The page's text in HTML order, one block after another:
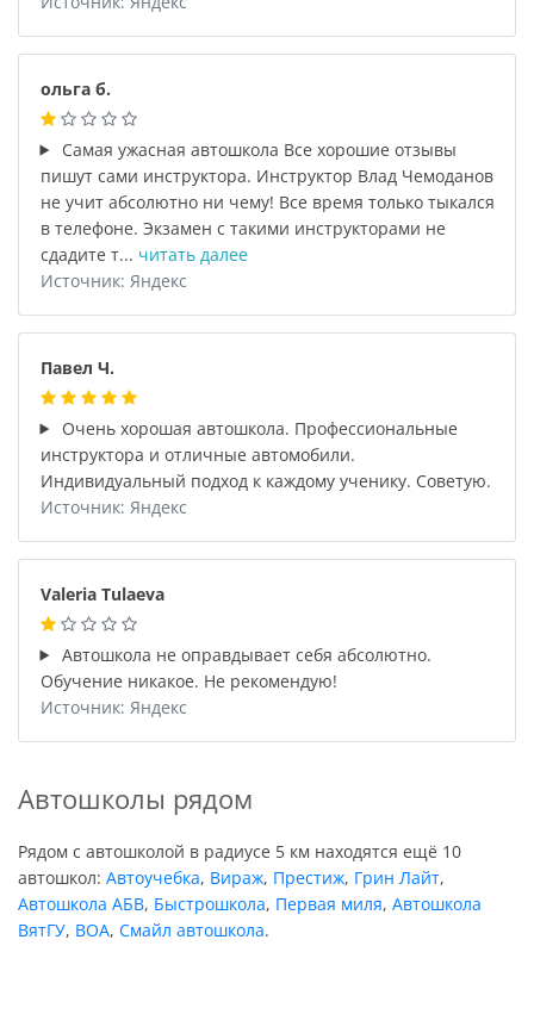
ольга б.
Самая ужасная автошкола Все хорошие отзывы
пишут сами инструктора. Инструктор Влад Чемоданов
не учит абсолютно ни чему! Все время только тыкался
в телефоне. Экзамен с такими инструкторами не
сдадите т... читать далее
Источник: Яндекс
Павел Ч.
Очень хорошая автошкола. Профессиональные
инструктора и отличные автомобили.
Индивидуальный подход к каждому ученику. Советую.
Источник: Яндекс
Valeria Tulaeva
Автошкола не оправдывает себя абсолютно.
Обучение никакое. Не рекомендую!
Источник: Яндекс
Автошколы рядом
Рядом с автошколой в радиусе 5 км находятся ещё 10
автошкол: Автоучебка, Вираж, Престиж, Грин Лайт,
Автошкола АБВ, Быстрошкола, Первая миля, Автошкола
ВятГУ, ВОА, Смайл автошкола.